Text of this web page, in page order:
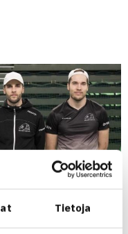
Tietoja